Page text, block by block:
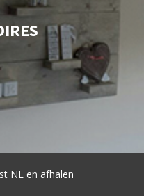
NL en afhalen